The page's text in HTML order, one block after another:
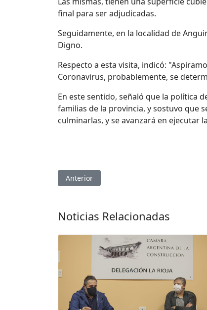
final para ser adjudicadas.
Seguidamente, en la localidad de
Digno.
Respecto a esta visita, indicó:
Coronavirus, probablemente, se
En este sentido, señaló que la política
familias de la provincia, y sostuvo que
culminarlas, y se avanzará en ejecutar
Artículo anterior: Con un moderno sitio
Anterior
Noticias Relacionadas